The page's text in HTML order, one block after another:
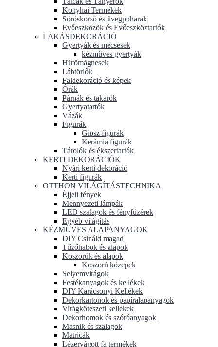
Konyhai Termékek
Söröskorsó és üvegpoharak
Evőeszközök és Evőeszköztartók
LAKÁSDEKORÁCIÓ
Gyertyák és mécsesek
kézműves gyertyák
Hűtőmágnesek
Lábtörlők
Faldekoráció és képek
Órák
Párnák és takarók
Gyertyatartók
Vázák
Figurák
Gipsz figurák
Kerámia figurák
Tárolók és ékszertartók
KERTI DEKORÁCIÓK
Nyári kerti dekoráció
Kerti figurák
OTTHON VILÁGÍTÁSTECHNIKA
Éjjeli fények
Mennyezeti lámpák
LED szalagok és fényfüzérek
Egyéb világítás
KÉZMŰVES ALAPANYAGOK
DIY Csináld magad
Tűzőhabok és alapok
Koszorúk és alapok
Koszorú közepek
Selyemvirágok
Festékanyagok és kellékek
DIY Karácsonyi Kellékek
Dekorkartonok és papíralapanyagok
Virágkötészeti kellékek
Dekorhomok és szóróanyagok
Masnik és szalagok
Matricák
Lézervágott fa termékek